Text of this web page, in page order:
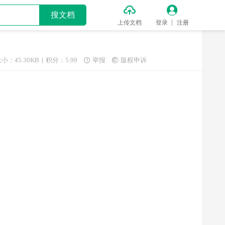
搜文档 
上传文档

登录 注册
小：45.30KB 积分：5.99  举报  版权申诉